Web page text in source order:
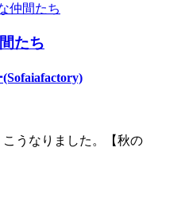
たち
うなりました。【秋の